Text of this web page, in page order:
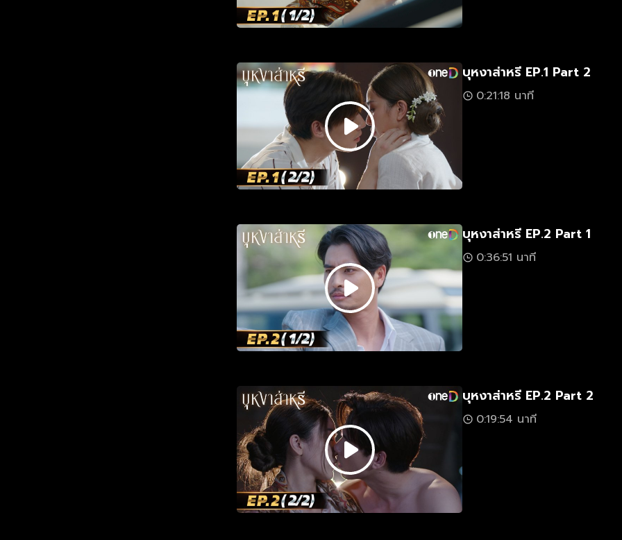
บุหงาส่าหรี EP.1 Part 2
0:21:18 นาที
บุหงาส่าหรี EP.2 Part 1
0:36:51 นาที
บุหงาส่าหรี EP.2 Part 2
0:19:54 นาที